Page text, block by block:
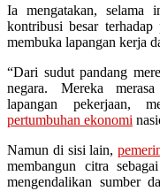
Ia mengatakan, selama
kontribusi besar terhadap
membuka lapangan kerja
“Dari sudut pandang
negara. Mereka
lapangan pekerjaan,
pertumbuhan ekonomi
Namun di sisi lain,
membangun citra
mengendalikan sumber